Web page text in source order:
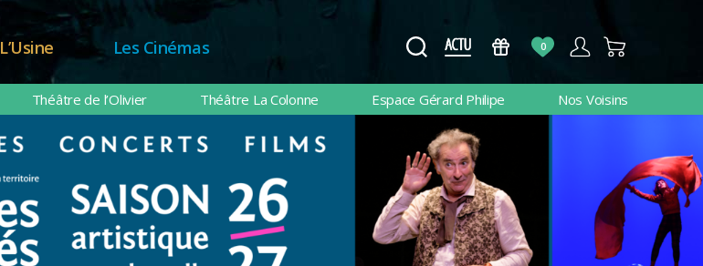
L’Usine Les Cinémas 0
Théâtre de l’Olivier Théâtre La Colonne Espace Gérard Philipe Nos Voisins